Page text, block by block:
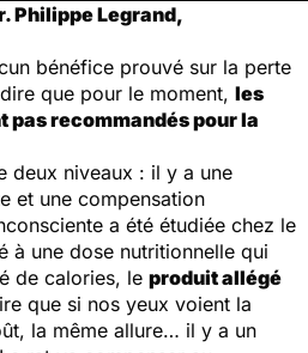
Philippe Legrand,
bénéfice prouvé sur la perte
que pour le moment, les
pas recommandés pour la
deux niveaux : il y a une
et une compensation
a été étudiée chez le
à une dose nutritionnelle qui
de calories, le produit allégé
que si nos yeux voient la
la même allure… il y a un